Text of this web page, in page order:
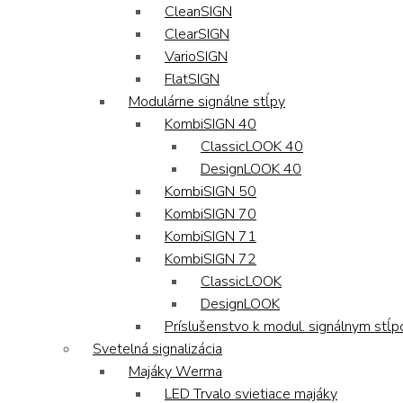
CleanSIGN
ClearSIGN
VarioSIGN
FlatSIGN
Modulárne signálne stĺpy
KombiSIGN 40
ClassicLOOK 40
DesignLOOK 40
KombiSIGN 50
KombiSIGN 70
KombiSIGN 71
KombiSIGN 72
ClassicLOOK
DesignLOOK
Príslušenstvo k modul. signálnym
Svetelná signalizácia
Majáky Werma
LED Trvalo svietiace majáky